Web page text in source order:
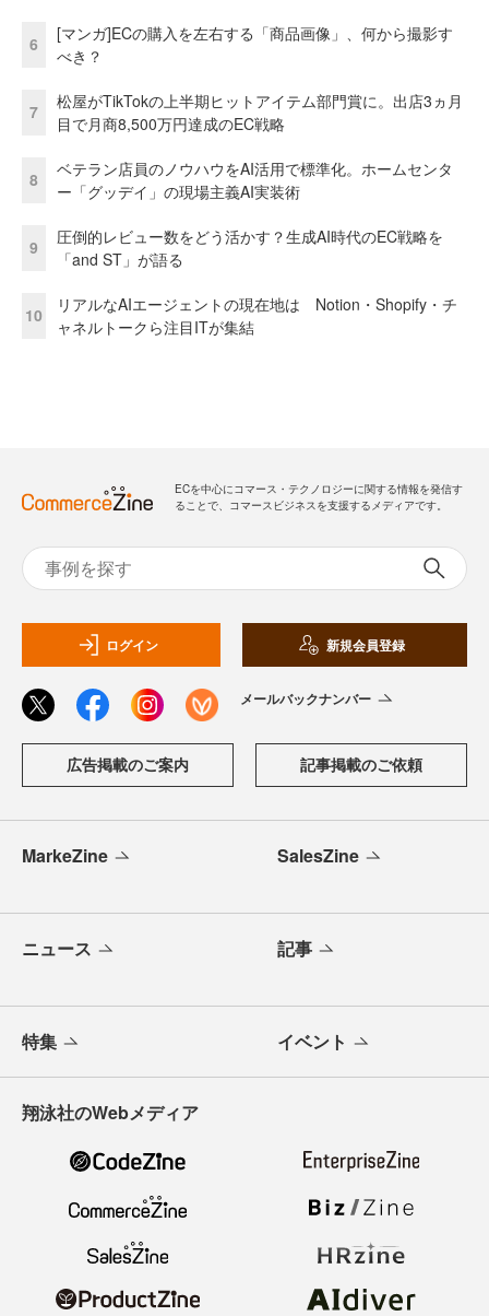
6
[マンガ]ECの購入を左右する「商品画像」、何から撮影す
べき？
7
松屋がTikTokの上半期ヒットアイテム部門賞に。出店3ヵ月
目で月商8,500万円達成のEC戦略
8
ベテラン店員のノウハウをAI活用で標準化。ホームセンタ
ー「グッデイ」の現場主義AI実装術
9
圧倒的レビュー数をどう活かす？生成AI時代のEC戦略を
「and ST」が語る
10
リアルなAIエージェントの現在地は Notion・Shopify・チ
ャネルトークら注目ITが集結
ECを中心にコマース・テクノロジーに関する情報を発信す
ることで、コマースビジネスを支援するメディアです。
ログイン 新規会員登録
メールバックナンバー
広告掲載のご案内 記事掲載のご依頼
MarkeZine SalesZine
ニュース 記事
特集 イベント
翔泳社のWebメディア